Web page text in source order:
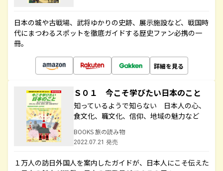
日本の城や古戦場、武将ゆかりの史跡、展示施設など、戦国時
代にまつわるスポットを徹底ガイドする歴史ファン必携の一
冊。
詳細を見る
Ｓ０１ 今こそ学びたい日本のこと
知っているようで知らない 日本人の心、
食文化、職文化、信仰、地域の魅力など
BOOKS 旅の読み物
2022.07.21 発売
１万人の訪日外国人を案内したガイドが、日本人にこそ伝えた